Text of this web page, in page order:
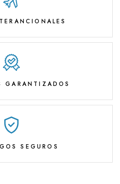
GARANTIZADOS
SEGUROS